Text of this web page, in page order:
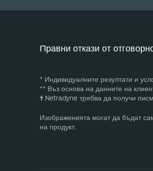
Правни откази от
* Индивидуалните резултати и
** Въз основа на данните на
†Netradyne трябва да получи
Изображенията могат да бъдат
на продукт.